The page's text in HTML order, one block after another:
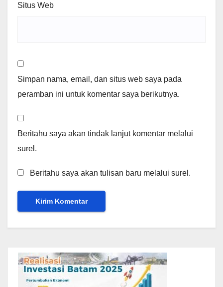
Situs Web
Simpan nama, email, dan situs web saya pada
peramban ini untuk komentar saya berikutnya.
Beritahu saya akan tindak lanjut komentar melalui
surel.
Beritahu saya akan tulisan baru melalui surel.